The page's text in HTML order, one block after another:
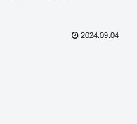
2024.09.04